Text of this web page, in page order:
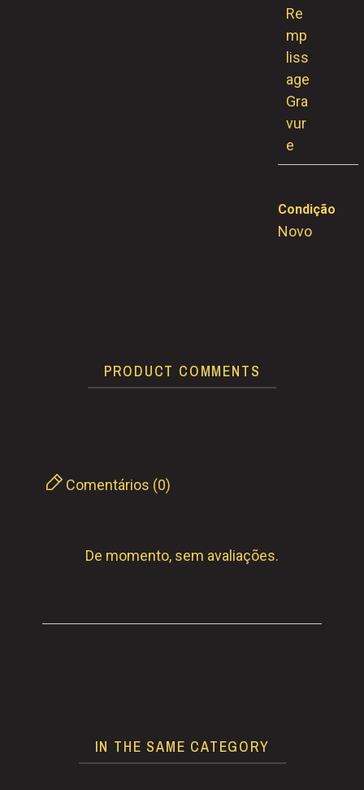
Re
Mp
Liss
Age
Gra
Vur
E
Condição
Novo
PRODUCT COMMENTS
Comentários (0)
De momento, sem avaliações.
IN THE SAME CATEGORY